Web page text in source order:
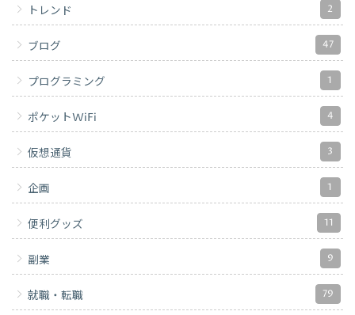
トレンド 2
ブログ 47
プログラミング 1
ポケットWiFi 4
仮想通貨 3
企画 1
便利グッズ 11
副業 9
就職・転職 79